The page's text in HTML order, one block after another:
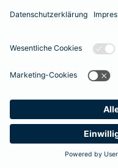
Suche
Das könnte